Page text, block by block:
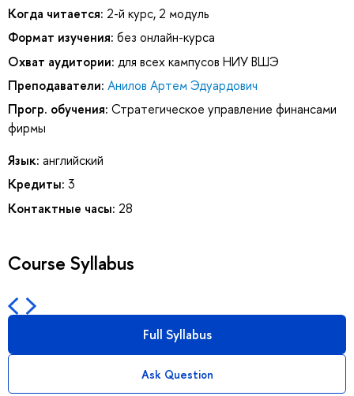
Когда читается: 2-й курс, 2 модуль
Формат изучения: без онлайн-курса
Охват аудитории: для всех кампусов НИУ ВШЭ
Преподаватели: Анилов Артем Эдуардович
Прогр. обучения: Стратегическое управление финансами
фирмы
Язык: английский
Кредиты: 3
Контактные часы: 28
Course Syllabus
Full Syllabus
Ask Question